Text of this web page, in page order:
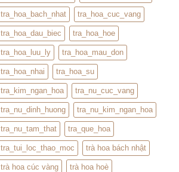
tra_hoa_bach_nhat tra_hoa_cuc_vang
tra_hoa_dau_biec tra_hoa_hoe
tra_hoa_luu_ly tra_hoa_mau_don
tra_hoa_nhai tra_hoa_su
tra_kim_ngan_hoa tra_nu_cuc_vang
tra_nu_dinh_huong tra_nu_kim_ngan_hoa
tra_nu_tam_that tra_que_hoa
tra_tui_loc_thao_moc trà hoa bách nhật
trà hoa cúc vàng trà hoa hoè